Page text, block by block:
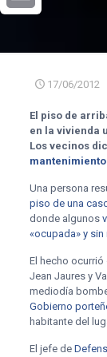
17/06/2012
El piso de
en la vivienda
Los vecinos
mantenimiento
Una persona
piso de una
donde algunos
«ocupada» y
El hecho
Jean Jaures y
mediodía
Gobierno
habitante del
El jefe de